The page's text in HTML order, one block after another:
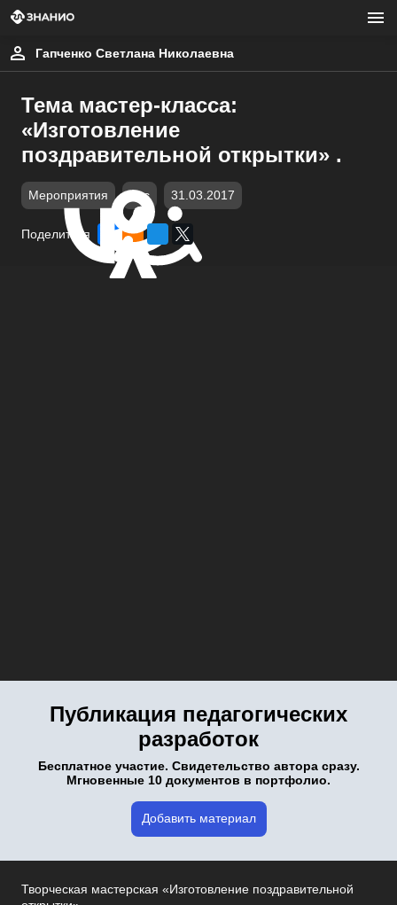
Гапченко Светлана Николаевна
Тема мастер-класса:
«Изготовление
поздравительной открытки» .
Мероприятия doc 31.03.2017
Поделиться
Публикация педагогических
разработок
Бесплатное участие. Свидетельство автора сразу.
Мгновенные 10 документов в портфолио.
Добавить материал
Творческая мастерская «Изготовление поздравительной